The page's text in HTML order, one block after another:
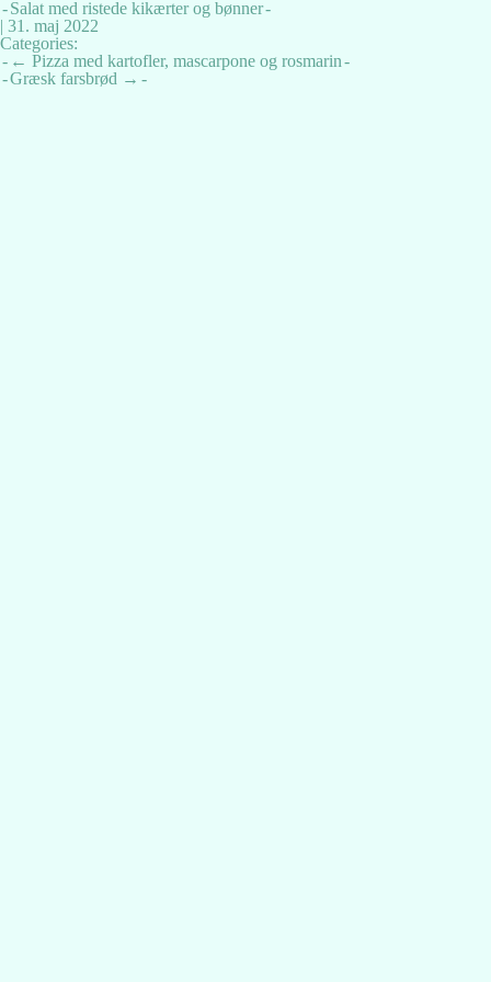
Salat med ristede kikærter og bønner
| 31. maj 2022
Categories:
Indlægsnavigation
← Pizza med kartofler, mascarpone og rosmarin
Græsk farsbrød →